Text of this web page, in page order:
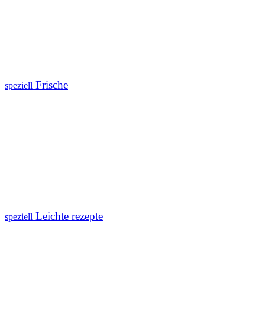
speziell Frische
speziell Leichte rezepte